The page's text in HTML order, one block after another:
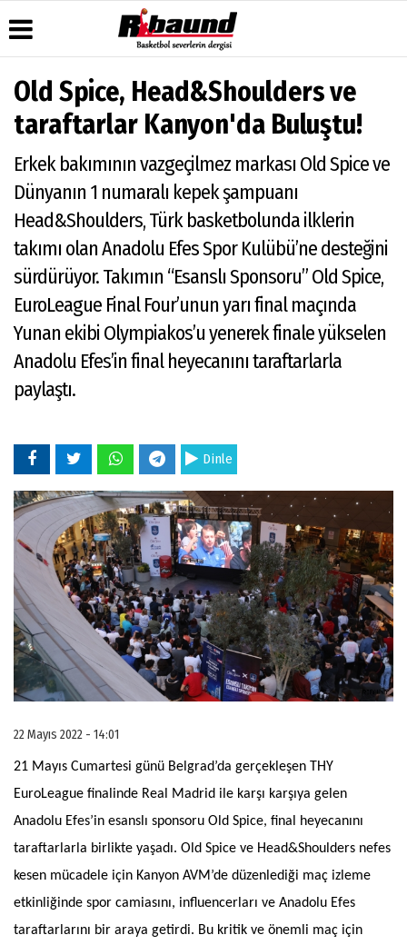
Üye Paneli
Haber
Arşivi
Arşivi
Hava
Durumu
Manşetleri
Anketler
Biyografiler
Köşe
Yazarları
Galeri
Foto
Galeri
İletişim
Çerez
Politikası
İlkeleri
Old Spice, Head&Shoulders ve
taraftarlar Kanyon'da Buluştu!
Erkek bakımının vazgeçilmez markası Old Spice ve
Dünyanın 1 numaralı kepek şampuanı
Head&Shoulders, Türk basketbolunda ilklerin
takımı olan Anadolu Efes Spor Kulübü’ne desteğini
sürdürüyor. Takımın “Esanslı Sponsoru” Old Spice,
EuroLeague Final Four’unun yarı final maçında
Yunan ekibi Olympiakos’u yenerek finale yükselen
Anadolu Efes’in final heyecanını taraftarlarla
paylaştı.
Dinle
22 Mayıs 2022 - 14:01
21 Mayıs Cumartesi günü Belgrad’da gerçekleşen THY
EuroLeague finalinde Real Madrid ile karşı karşıya gelen
Anadolu Efes’in esanslı sponsoru Old Spice, final heyecanını
taraftarlarla birlikte yaşadı. Old Spice ve Head&Shoulders nefes
kesen mücadele için Kanyon AVM’de düzenlediği maç izleme
etkinliğinde spor camiasını, influencerları ve Anadolu Efes
taraftarlarını bir araya getirdi. Bu kritik ve önemli maç için